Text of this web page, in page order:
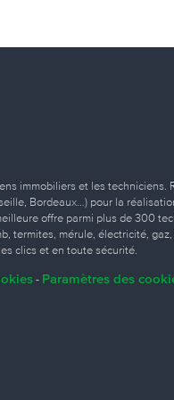
immobiliers et les techniciens.
Bordeaux…) pour la
offre parmi plus de 300
termites, mérule, électricité, gaz,
clics et en toute sécurité.
- Paramètres des